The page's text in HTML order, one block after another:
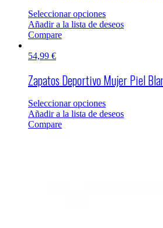
Seleccionar opciones
Añadir a la lista de deseos
Compare
54,99 €
Zapatos Deportivo Mujer Piel
Seleccionar opciones
Añadir a la lista de deseos
Compare